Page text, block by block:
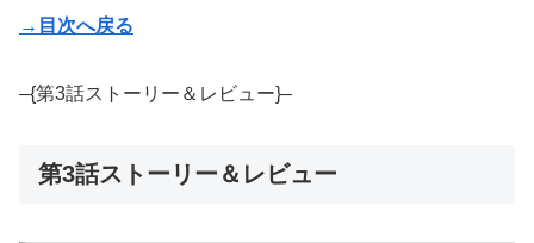
→目次へ戻る
–{第3話ストーリー＆レビュー}–
第3話ストーリー＆レビュー